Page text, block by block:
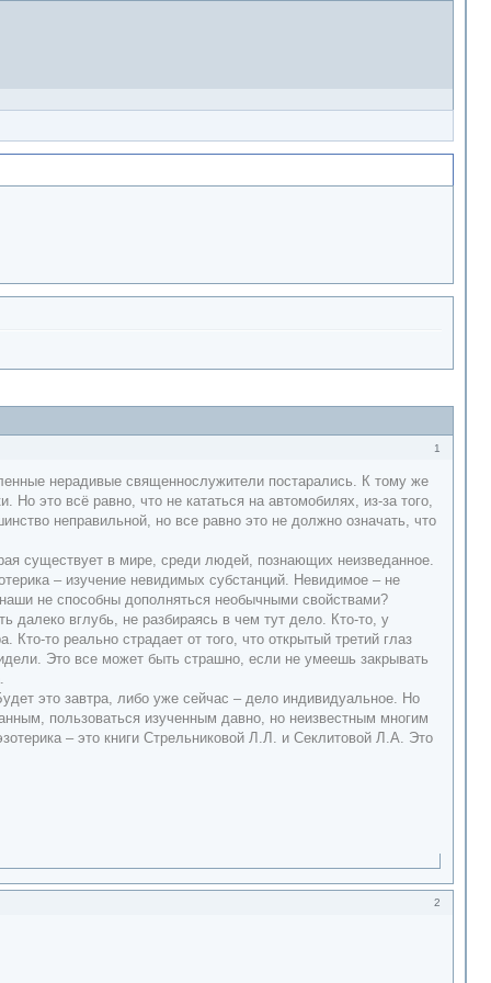
1
нерадивые священнослужители постарались. К тому же
Но это всё равно, что не кататься на автомобилях, из-за того,
неправильной, но все равно это не должно означать, что
существует в мире, среди людей, познающих неизведанное.
– изучение невидимых субстанций. Невидимое – не
не способны дополняться необычными свойствами?
далеко вглубь, не разбираясь в чем тут дело. Кто-то, у
то реально страдает от того, что открытый третий глаз
Это все может быть страшно, если не умеешь закрывать
это завтра, либо уже сейчас – дело индивидуальное. Но
пользоваться изученным давно, но неизвестным многим
– это книги Стрельниковой Л.Л. и Секлитовой Л.А. Это
2